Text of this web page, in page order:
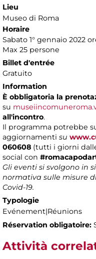
Lieu
Museo di Roma
Horaire
Sabato 1° gennaio 2022
Max 25 persone
Billet d'entrée
Gratuito
Information
È obbligatoria la
su
all'incontro.
Il programma potrebbe
aggiornamenti su
060608 (tutti i giorni
social con
Gli eventi si svolgono in
normativa sulle misure
Covid-19.
Typologie
Evénement|Réunions
Réservation obligatoire:
Attività